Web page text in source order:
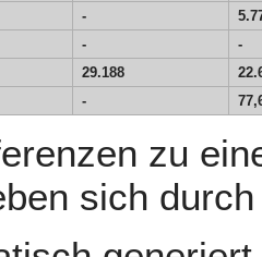
-
-
-
29.188
-
zu
sich